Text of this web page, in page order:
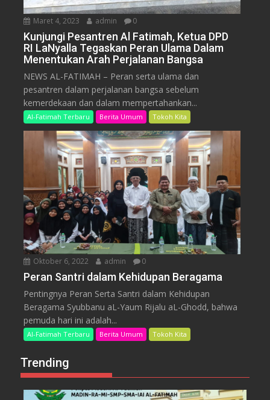
Maret 4, 2023 admin 0
Kunjungi Pesantren Al Fatimah, Ketua DPD
RI LaNyalla Tegaskan Peran Ulama Dalam
Menentukan Arah Perjalanan Bangsa
NEWS AL-FATIMAH – Peran serta ulama dan
pesantren dalam perjalanan bangsa sebelum
kemerdekaan dan dalam mempertahankan...
Al-Fatimah Terbaru Berita Umum Tokoh Kita
Oktober 6, 2022 admin 0
Peran Santri dalam Kehidupan Beragama
Pentingnya Peran Serta Santri dalam Kehidupan
Beragama Syubbanu aL-Yaum Rijalu aL-Ghodd, bahwa
pemuda hari ini adalah...
Al-Fatimah Terbaru Berita Umum Tokoh Kita
Trending